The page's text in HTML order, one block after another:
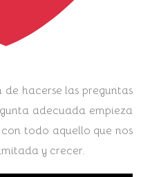
hacerse las preguntas
adecuada empieza
todo aquello que nos
y crecer.